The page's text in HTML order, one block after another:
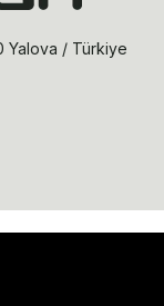
Yalova / Türkiye